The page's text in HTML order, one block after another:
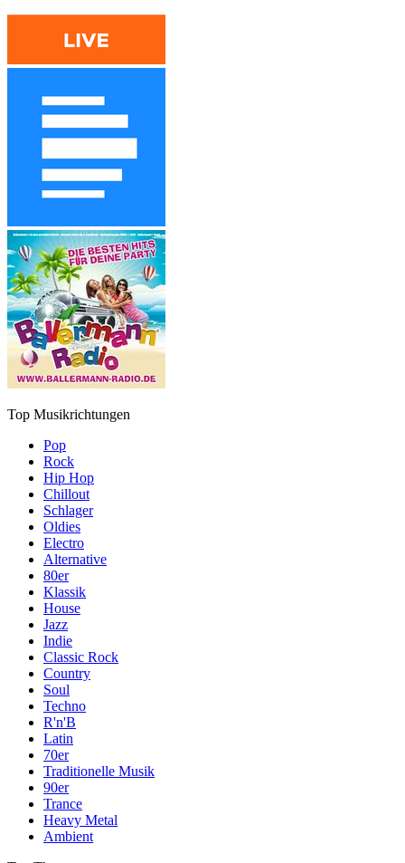
Top Musikrichtungen
Pop
Rock
Hip Hop
Chillout
Schlager
Oldies
Electro
Alternative
80er
Klassik
House
Jazz
Indie
Classic Rock
Country
Soul
Techno
R'n'B
Latin
70er
Traditionelle Musik
90er
Trance
Heavy Metal
Ambient